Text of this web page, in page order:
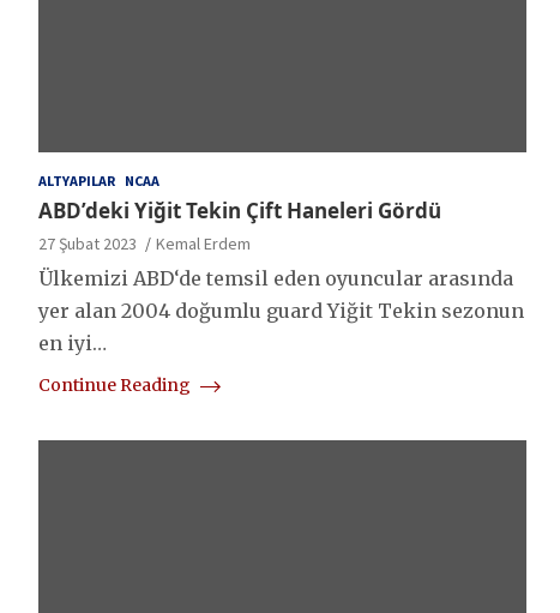
ALTYAPILAR NCAA
ABD’deki Yiğit Tekin Çift Haneleri Gördü
27 Şubat 2023 Kemal Erdem
Ülkemizi ABD‘de temsil eden oyuncular arasında
yer alan 2004 doğumlu guard Yiğit Tekin sezonun
en iyi…
Continue Reading